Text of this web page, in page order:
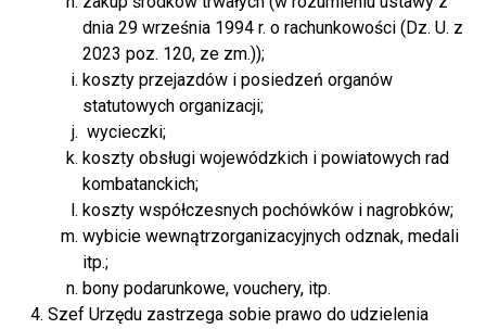
dnia 29 września 1994 r. o rachunkowości (Dz. U. z
2023 poz. 120, ze zm.));
koszty przejazdów i posiedzeń organów
statutowych organizacji;
wycieczki;
koszty obsługi wojewódzkich i powiatowych rad
kombatanckich;
koszty współczesnych pochówków i nagrobków;
wybicie wewnątrzorganizacyjnych odznak, medali
itp.;
bony podarunkowe, vouchery, itp.
Szef Urzędu zastrzega sobie prawo do udzielenia